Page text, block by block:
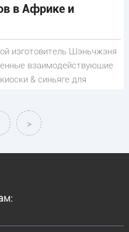
в Африке и
изготовитель Шэньчжэня
взаимодействующие
& синьяге для
>